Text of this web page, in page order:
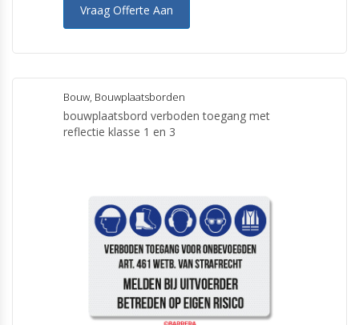
Vraag Offerte Aan
Bouw, Bouwplaatsborden
bouwplaatsbord verboden toegang met
reflectie klasse 1 en 3